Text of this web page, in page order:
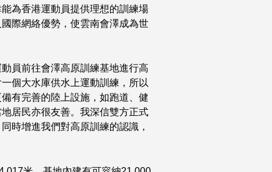
為香港運動員提供理想的訓練場
際網絡優勢，使雲南會澤成為世
員前往會澤高原訓練基地進行高
個大水庫供水上運動訓練，所以
有完善的陸上設施，如跑道、健
居民亦很友善。我深信雙方正式
時增進我們對高原訓練的認識，